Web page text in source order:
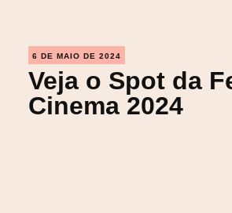
6 DE MAIO DE 2024
Veja o Spot da
Cinema 2024